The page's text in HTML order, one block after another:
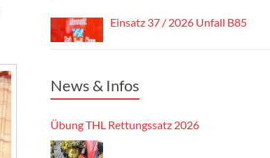
Einsatz 37 / 2026 Unfall B85
News & Infos
Übung THL Rettungssatz 2026